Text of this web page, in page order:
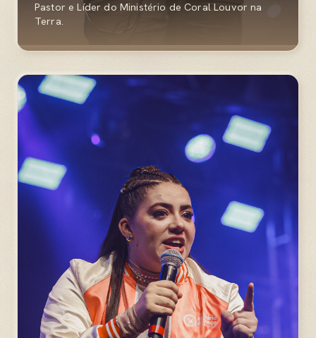
Pastor e Líder do Ministério de Coral Louvor na
Terra.